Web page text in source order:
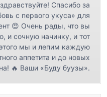
Спасибо за
с первого укуса» для
😍 Очень рады, что вы
и сочную начинку, и тот
мы и лепим каждую
аппетита и до новых
🔥 Ваши «Буду буузы».